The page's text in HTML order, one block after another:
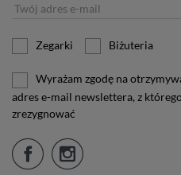
Zegarki Biżuteria
Wyrażam zgodę na
adres e-mail newslettera, z
zrezygnować